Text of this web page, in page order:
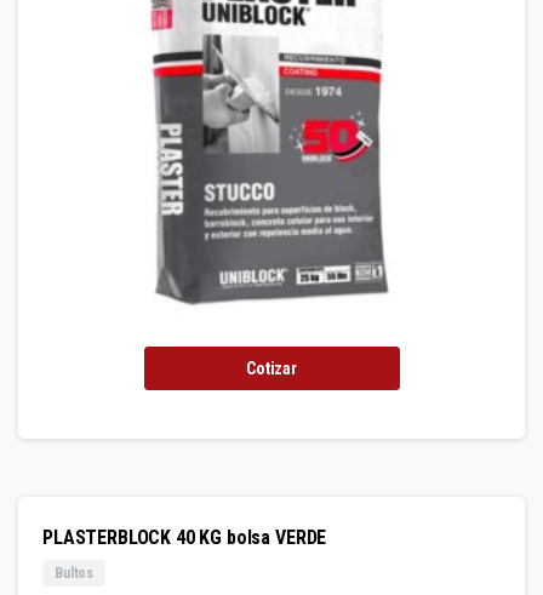
Cotizar
PLASTERBLOCK 40 KG bolsa VERDE
Bultos